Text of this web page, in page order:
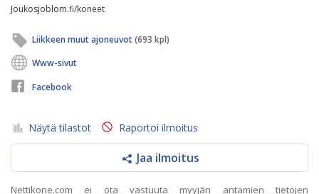
Joukosjoblom.fi/koneet
Liikkeen muut ajoneuvot(693 kpl)
Www-sivut
Facebook
Näytä tilastot Raportoi ilmoitus
Jaa ilmoitus
Nettikone.com ei ota vastuuta myyjän antamien tietojen